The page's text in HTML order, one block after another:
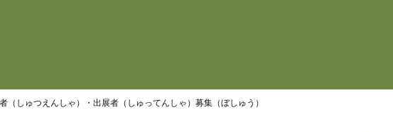
（しゅつえんしゃ）・出展者（しゅってんしゃ）募集（ぼしゅう）